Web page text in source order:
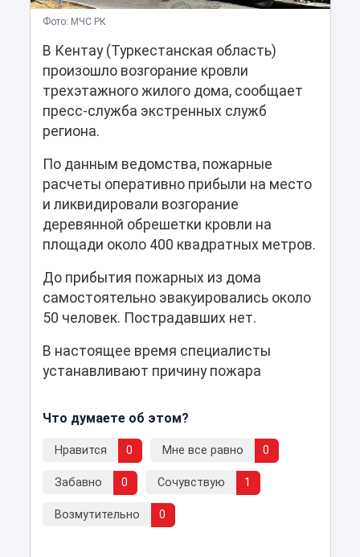
Фото: МЧС РК
В Кентау (Туркестанская область)
произошло возгорание кровли
трехэтажного жилого дома, сообщает
пресс-служба экстренных служб
региона.
По данным ведомства, пожарные
расчеты оперативно прибыли на место
и ликвидировали возгорание
деревянной обрешетки кровли на
площади около 400 квадратных метров.
До прибытия пожарных из дома
самостоятельно эвакуировались около
50 человек. Пострадавших нет.
В настоящее время специалисты
устанавливают причину пожара
Что думаете об этом?
Нравится 0 Мне все равно 0
Забавно 0 Сочувствую 1
Возмутительно 0